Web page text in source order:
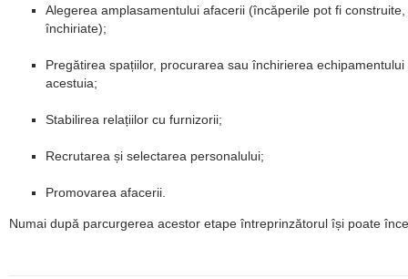
Alegerea amplasamentului afacerii (încăperile pot fi
închiriate);
Pregătirea spațiilor, procurarea sau închirierea
acestuia;
Stabilirea relațiilor cu furnizorii;
Recrutarea și selectarea personalului;
Promovarea afacerii.
Numai după parcurgerea acestor etape întreprinzătorul își poate